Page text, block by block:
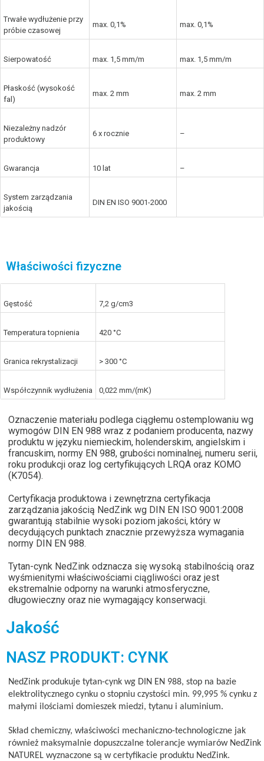
Trwałe wydłużenie przy
próbie czasowej
max. 0,1% max. 0,1%
Sierpowatość max. 1,5 mm/m max. 1,5 mm/m
Płaskość (wysokość
fal)
max. 2 mm max. 2 mm
Niezależny nadzór
produktowy
6 x rocznie –
Gwarancja 10 lat –
System zarządzania
jakością
DIN EN ISO 9001-2000
Właściwości fizyczne
Gęstość 7,2 g/cm3
Temperatura topnienia 420 °C
Granica rekrystalizacji > 300 °C
Współczynnik wydłużenia 0,022 mm/(mK)
Oznaczenie materiału podlega ciągłemu ostemplowaniu wg
wymogów DIN EN 988 wraz z podaniem producenta, nazwy
produktu w języku niemieckim, holenderskim, angielskim i
francuskim, normy EN 988, grubości nominalnej, numeru serii,
roku produkcji oraz log certyfikujących LRQA oraz KOMO
(K7054).
Certyfikacja produktowa i zewnętrzna certyfikacja
zarządzania jakością NedZink wg DIN EN ISO 9001:2008
gwarantują stabilnie wysoki poziom jakości, który w
decydujących punktach znacznie przewyższa wymagania
normy DIN EN 988.
Tytan-cynk NedZink odznacza się wysoką stabilnością oraz
wyśmienitymi właściwościami ciągliwości oraz jest
ekstremalnie odporny na warunki atmosferyczne,
długowieczny oraz nie wymagający konserwacji.
Jakość
NASZ PRODUKT: CYNK
NedZink produkuje tytan-cynk wg DIN EN 988, stop na bazie
elektrolitycznego cynku o stopniu czystości min. 99,995 % cynku z
małymi ilościami domieszek miedzi, tytanu i aluminium.
Skład chemiczny, właściwości mechaniczno-technologiczne jak
również maksymalnie dopuszczalne tolerancje wymiarów NedZink
NATUREL wyznaczone są w certyfikacie produktu NedZink.